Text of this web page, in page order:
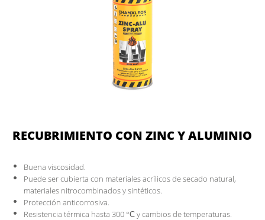
RECUBRIMIENTO CON ZINC Y ALUMINIO
Buena viscosidad.
Puede ser cubierta con materiales acrílicos de secado natural,
materiales nitrocombinados y sintéticos.
Protección anticorrosiva.
Resistencia térmica hasta 300 °С y cambios de temperaturas.
CHAM.PROTECT
CATÁLOGO DIGITAL
DOCUMENTOS PARA MIEMBROS